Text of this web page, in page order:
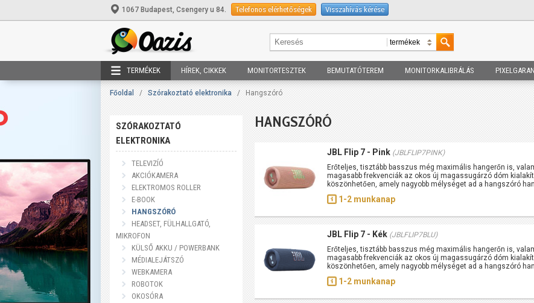
1067 Budapest, Csengery u 84. Telefonos elérhetőségek Visszahívás kérése
TERMÉKEK HÍREK, CIKKEK MONITORTESZTEK BEMUTATÓTEREM MONITORKALIBRÁLÁS
Főoldal / Szórakoztató elektronika / Hangszóró
SZÓRAKOZTATÓ
ELEKTRONIKA
TELEVIZÍÓ
AKCIÓKAMERA
ELEKTROMOS ROLLER
E-BOOK
HANGSZÓRÓ
HEADSET, FÜLHALLGATÓ,
MIKROFON
KÜLSŐ AKKU / POWERBANK
MÉDIALEJÁTSZÓ
WEBKAMERA
ROBOTOK
OKOSÓRA
HANGSZÓRÓ
JBL Flip 7 - Pink (JBLFLIP7PINK)
Erőteljes, tisztább basszus még maximális hangerőn is,
magasabb frekvenciák az okos új magassugárzó dóm
köszönhetően, amely nagyobb mélységet ad a hangszóró
1-2 munkanap
JBL Flip 7 - Kék (JBLFLIP7BLU)
Erőteljes, tisztább basszus még maximális hangerőn is,
magasabb frekvenciák az okos új magassugárzó dóm
köszönhetően, amely nagyobb mélységet ad a hangszóró
1-2 munkanap